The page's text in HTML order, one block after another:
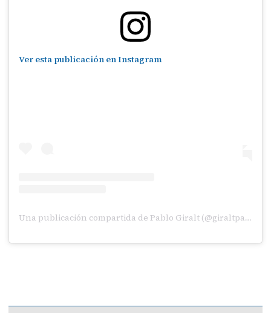
Ver esta publicación en Instagram
Una publicación compartida de Pablo Giralt (@giraltpablo)